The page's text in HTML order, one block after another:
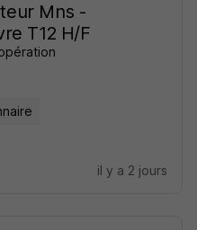
Mns -
T12 H/F
il y a 2 jours